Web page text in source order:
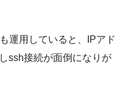
運用していると、IPアド
ssh接続が面倒になりが